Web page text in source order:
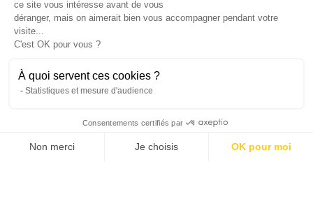
ce site vous intéresse avant de vous
déranger, mais on aimerait bien vous accompagner pendant votre
visite...
C'est OK pour vous ?
À quoi servent ces cookies ?
Statistiques et mesure d'audience
Consentements certifiés par
Non merci Je choisis OK pour moi